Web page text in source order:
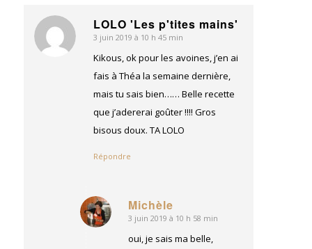
LOLO 'Les p'tites mains'
dit
:
3 juin 2019 à 10 h 45 min
Kikous, ok pour les avoines, j’en ai
fais à Théa la semaine dernière,
mais tu sais bien…… Belle recette
que j’adererai goûter !!!! Gros
bisous doux. TA LOLO
Répondre
Michèle
dit
3 juin 2019 à 10 h 58 min
oui, je sais ma belle,